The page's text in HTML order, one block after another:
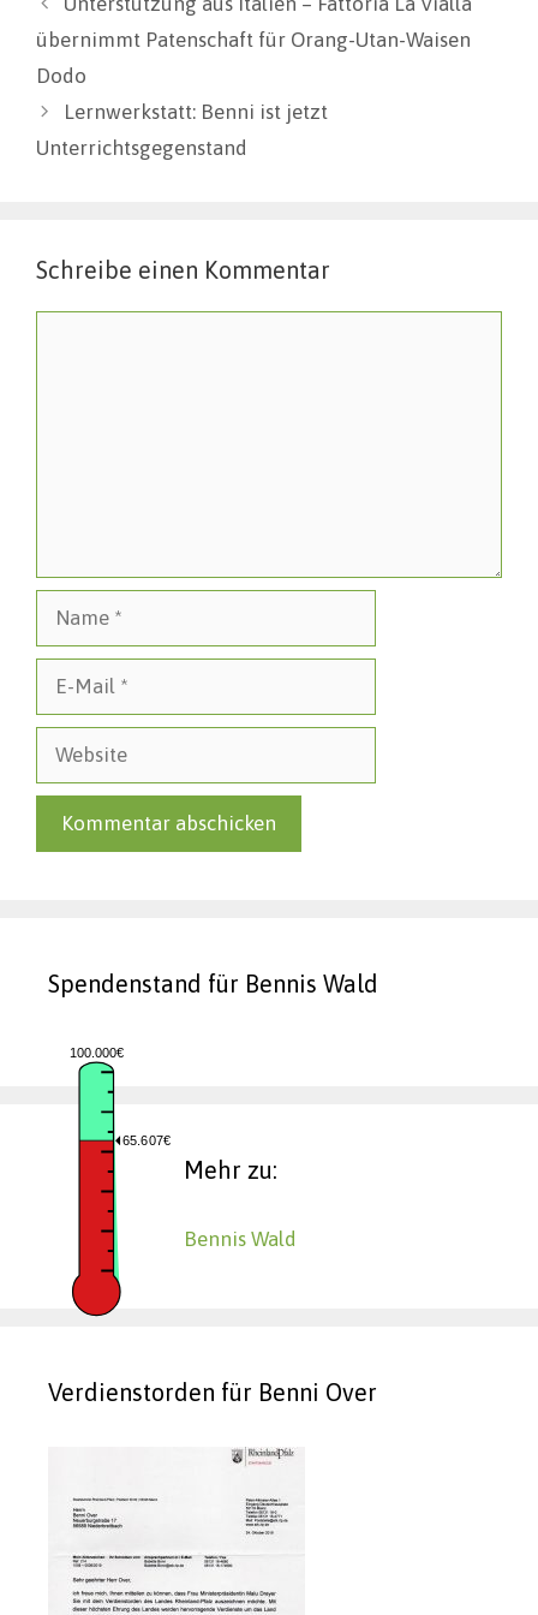
übernimmt Patenschaft für Orang-Utan-Waisen
Dodo
Lernwerkstatt: Benni ist jetzt
Unterrichtsgegenstand
Schreibe einen Kommentar
Website
Spendenstand für Bennis Wald
100.000€
65.607€
Mehr zu:
Bennis Wald
Verdienstorden für Benni Over